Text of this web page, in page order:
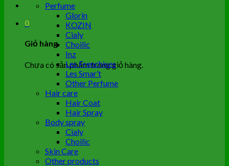
0
Giỏ hàng
Chưa có sản phẩm trong giỏ hàng.
Perfume
Glorin
KOZIN
Cialy
Choilic
Inz
Les Frenchises
Les Smar’t
Other Perfume
Hair care
Hair Coat
Hair Spray
Body spray
Cialy
Choilic
Skin Care
Other products